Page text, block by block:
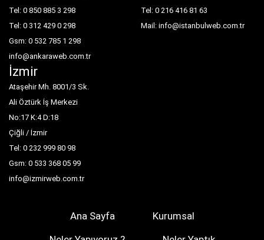
Tel: 0 850 885 3 298
Tel: 0 312 429 0 298
Gsm: 0 532 785 1 298
info@ankaraweb.com.tr
Tel: 0 216 416 81 63
Mail: info@istanbulweb.com.tr
İzmir
Ataşehir Mh. 8001/3 Sk.
Ali Öztürk İş Merkezi
No:17 K:4 D:18
Çiğli / İzmir
Tel: 0 232 999 80 98
Gsm: 0 533 368 05 99
info@izmirweb.com.tr
Ana Sayfa
Kurumsal